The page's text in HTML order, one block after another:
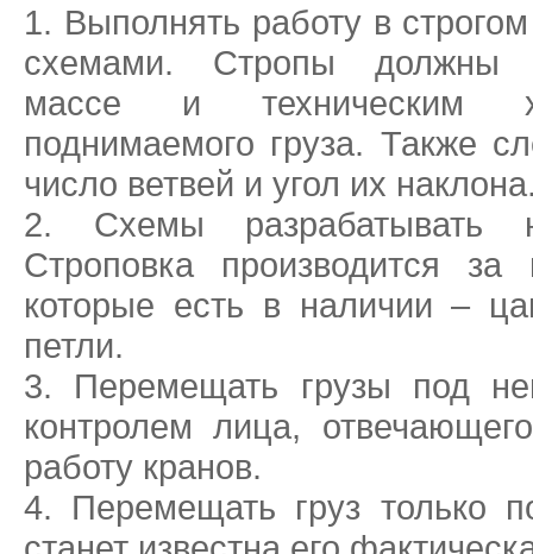
Выполнять работу в
схемами. Стропы должны
массе и техническим
поднимаемого груза. Также
число ветвей и угол их
Схемы
Строповка производится за
которые есть в наличии –
петли.
Перемещать грузы под
контролем лица,
работу кранов.
Перемещать груз только